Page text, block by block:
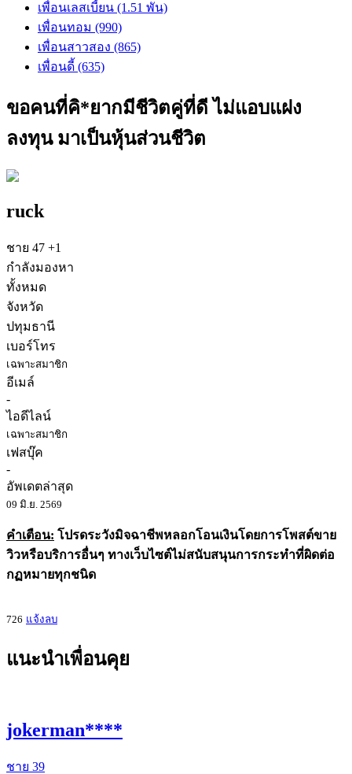
เพื่อนเลสเบี้ยน (1.51 พัน)
เพื่อนทอม (990)
เพื่อนสาวสอง (865)
เพื่อนดี้ (635)
ขอคนที่คิ*ยากมีชีวิตคู่ที่ดี ไม่แอบแฝง
ลงทุน มาเป็นหุ้นส่วนชีวิต
ruck
ชาย 47 +1
กำลังมองหา
ทั้งหมด
จังหวัด
ปทุมธานี
เบอร์โทร
เฉพาะสมาชิก
อีเมล์
-
ไอดีไลน์
เฉพาะสมาชิก
เฟสบุ๊ค
-
อัพเดตล่าสุด
09 มิ.ย. 2569
คำเตือน: โปรดระวังมิจฉาชีพหลอกโอนเงินโดยการโพสต์ขาย
วิวหรือบริการอื่นๆ ทางเว็บไซต์ไม่สนับสนุนการกระทำที่ผิดต่อ
กฏหมายทุกชนิด
726 แจ้งลบ
แนะนำเพื่อนคุย
jokerman****
ชาย 39